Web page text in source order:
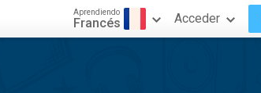
Aprendiendo
Francés Acceder